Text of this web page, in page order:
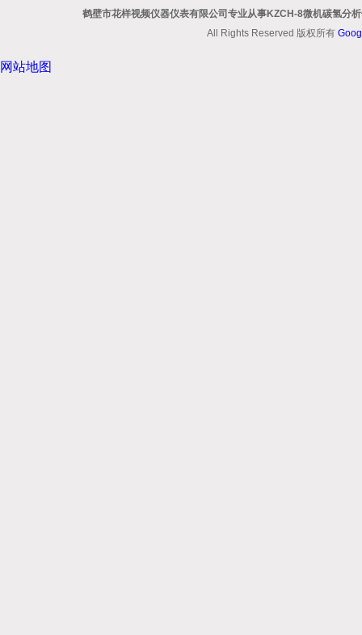
鹤壁市花样视频仪器仪表有限公司专业从事KZCH-8微机碳氢分析
All Rights Reserved 版权所有
网站地图